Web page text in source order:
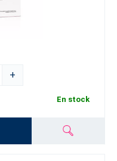
+
En stock